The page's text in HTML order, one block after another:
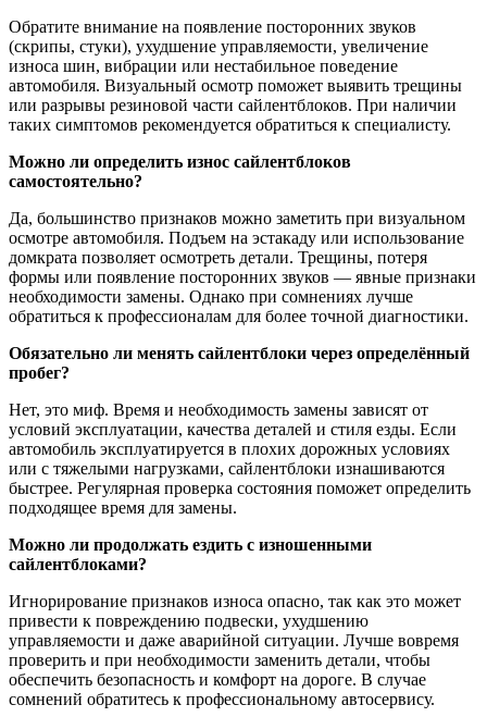
Обратите внимание на появление посторонних звуков
(скрипы, стуки), ухудшение управляемости, увеличение
износа шин, вибрации или нестабильное поведение
автомобиля. Визуальный осмотр поможет выявить трещины
или разрывы резиновой части сайлентблоков. При наличии
таких симптомов рекомендуется обратиться к специалисту.
Можно ли определить износ сайлентблоков
самостоятельно?
Да, большинство признаков можно заметить при визуальном
осмотре автомобиля. Подъем на эстакаду или использование
домкрата позволяет осмотреть детали. Трещины, потеря
формы или появление посторонних звуков — явные признаки
необходимости замены. Однако при сомнениях лучше
обратиться к профессионалам для более точной диагностики.
Обязательно ли менять сайлентблоки через определённый
пробег?
Нет, это миф. Время и необходимость замены зависят от
условий эксплуатации, качества деталей и стиля езды. Если
автомобиль эксплуатируется в плохих дорожных условиях
или с тяжелыми нагрузками, сайлентблоки изнашиваются
быстрее. Регулярная проверка состояния поможет определить
подходящее время для замены.
Можно ли продолжать ездить с изношенными
сайлентблоками?
Игнорирование признаков износа опасно, так как это может
привести к повреждению подвески, ухудшению
управляемости и даже аварийной ситуации. Лучше вовремя
проверить и при необходимости заменить детали, чтобы
обеспечить безопасность и комфорт на дороге. В случае
сомнений обратитесь к профессиональному автосервису.